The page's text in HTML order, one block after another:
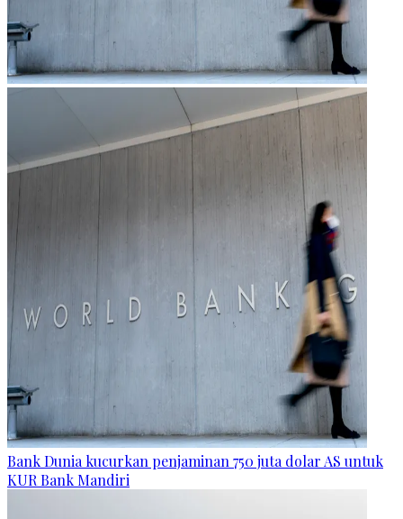
Bank Dunia kucurkan penjaminan 750 juta dolar AS untuk
KUR Bank Mandiri